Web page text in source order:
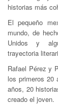
historias más
El pequeño
mundo, de
Unidos y
trayectoria
Rafael Pérez y
los primeros 20
años, 20
creado el joven.